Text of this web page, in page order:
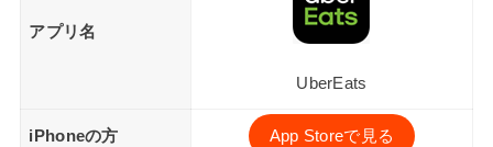
アプリ名
UberEats
iPhoneの方 App Storeで見る